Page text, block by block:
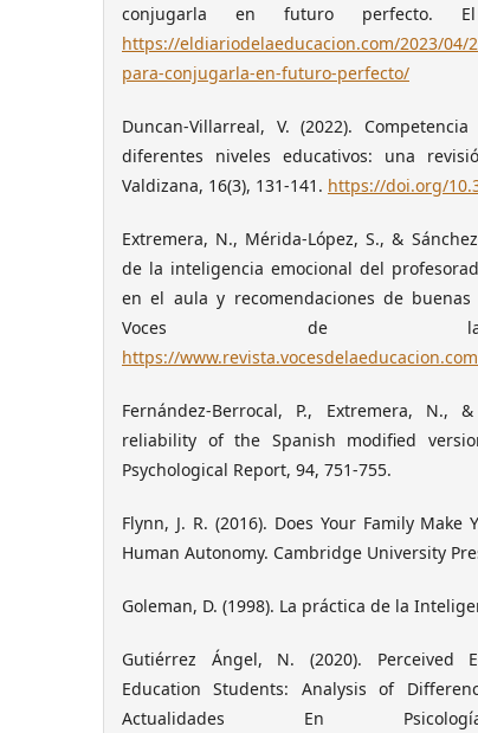
conjugarla en futuro perfecto.
https://eldiariodelaeducacion.com/2023/04/
para-conjugarla-en-futuro-perfecto/
Duncan-Villarreal, V. (2022).
diferentes niveles educativos: una
Valdizana, 16(3), 131-141. https://doi.org/
Extremera, N., Mérida-López, S., &
de la inteligencia emocional del
en el aula y recomendaciones de
Voces de la
https://
Fernández-Berrocal, P., Extremera, N.,
reliability of the Spanish modified
Psychological Report, 94, 751-755.
Flynn, J. R. (2016). Does Your Family
Human Autonomy. Cambridge University
Goleman, D. (1998). La práctica de la
Gutiérrez Ángel, N. (2020). Perceived
Education Students: Analysis of
Actualidades En